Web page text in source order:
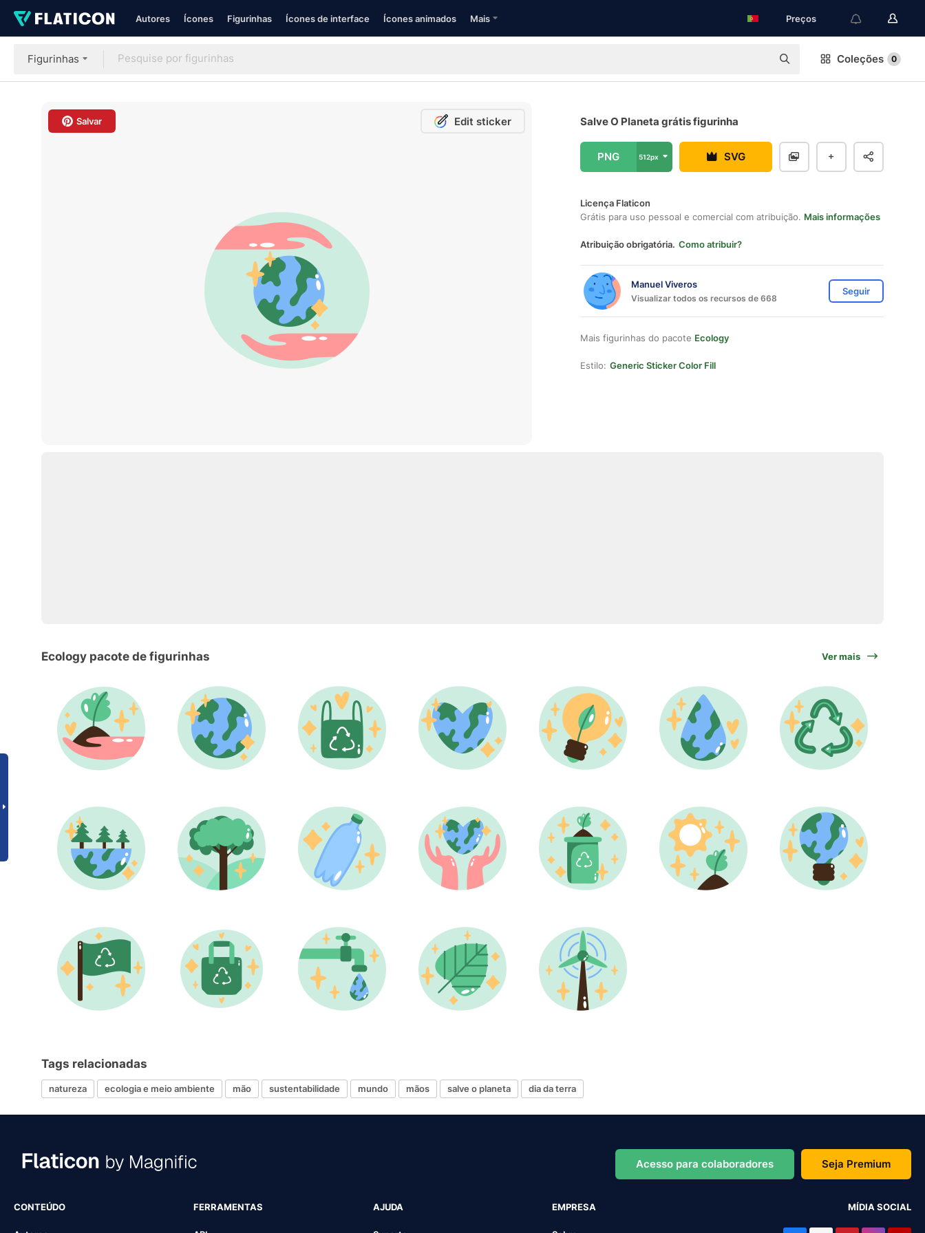
Autores Ícones Figurinhas Ícones de interface Ícones animados Mais Preços
Figurinhas Coleções 0
Salvar Edit sticker Salve O Planeta grátis figurinha
PNG 512px SVG
Licença Flaticon
Grátis para uso pessoal e comercial com atribuição. Mais informações
Atribuição obrigatória. Como atribuir?
Manuel Viveros
Visualizar todos os recursos de 668
Seguir
Mais figurinhas do pacote Ecology
Estilo: Generic Sticker Color Fill
Ecology pacote de figurinhas Ver mais
Tags relacionadas
natureza ecologia e meio ambiente mão sustentabilidade mundo mãos salve o planeta dia da terra
Acesso para colaboradores Seja Premium
CONTEÚDO FERRAMENTAS AJUDA EMPRESA MÍDIA SOCIAL